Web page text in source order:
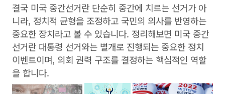
결국 미국 중간선거란 단순히 중간에 치르는 선거가 아
니라, 정치적 균형을 조정하고 국민의 의사를 반영하는
중요한 장치라고 볼 수 있습니다. 정리해보면 미국 중간
선거란 대통령 선거와는 별개로 진행되는 중요한 정치
이벤트이며, 의회 권력 구조를 결정하는 핵심적인 역할
을 합니다.